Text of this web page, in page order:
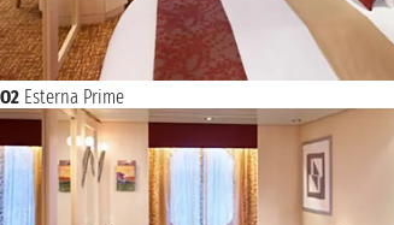
O2 Esterna Prime